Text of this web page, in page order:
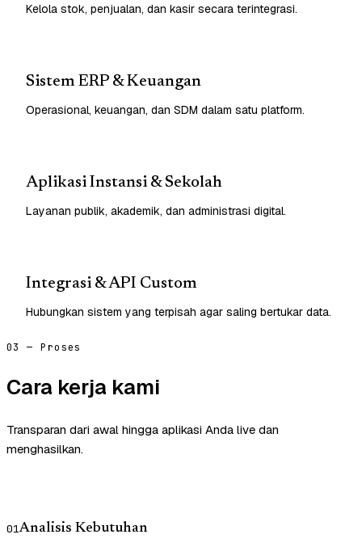
Kelola stok, penjualan, dan kasir secara terintegrasi.
Sistem ERP & Keuangan
Operasional, keuangan, dan SDM dalam satu platform.
Aplikasi Instansi & Sekolah
Layanan publik, akademik, dan administrasi digital.
Integrasi & API Custom
Hubungkan sistem yang terpisah agar saling bertukar data.
03 — Proses
Cara kerja kami
Transparan dari awal hingga aplikasi Anda live dan
menghasilkan.
01Analisis Kebutuhan